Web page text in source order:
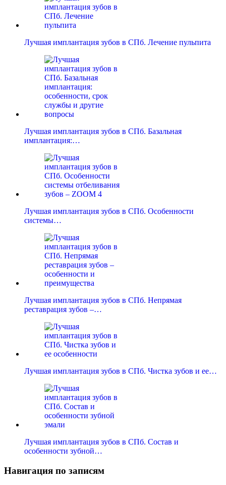
Лучшая имплантация зубов в СПб. Лечение пульпита
Лучшая имплантация зубов в СПб. Базальная
имплантация:…
Лучшая имплантация зубов в СПб. Особенности
системы…
Лучшая имплантация зубов в СПб. Непрямая
реставрация зубов –…
Лучшая имплантация зубов в СПб. Чистка зубов и ее…
Лучшая имплантация зубов в СПб. Состав и
особенности зубной…
Навигация по записям